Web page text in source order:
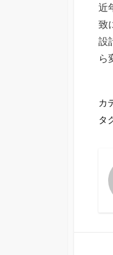
近
致
設
ら
カ
タ